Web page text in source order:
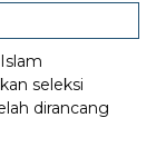
seleksi
dirancang